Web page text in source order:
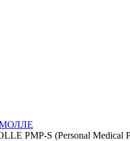
МОЛЛЕ
PMP-S (Personal Medical